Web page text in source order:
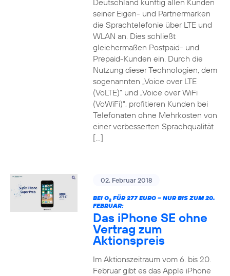
Deutschland künftig allen Kunden
seiner Eigen- und Partnermarken
die Sprachtelefonie über LTE und
WLAN an. Dies schließt
gleichermaßen Postpaid- und
Prepaid-Kunden ein. Durch die
Nutzung dieser Technologien, dem
sogenannten „Voice over LTE
(VoLTE)“ und „Voice over WiFi
(VoWiFi)“, profitieren Kunden bei
Telefonaten ohne Mehrkosten von
einer verbesserten Sprachqualität
[…]
02. Februar 2018
BEI O2FÜR 277 EURO – NUR BIS ZUM 20.
FEBRUAR:
Das iPhone SE ohne
Vertrag zum
Aktionspreis
Im Aktionszeitraum vom 6. bis 20.
Februar gibt es das Apple iPhone